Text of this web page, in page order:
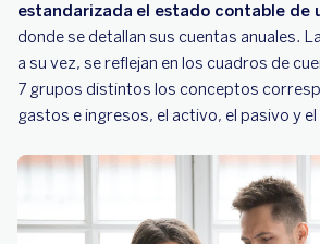
estandarizada el estado contable de
donde se detallan sus cuentas anuales.
a su vez, se reflejan en los cuadros de
7 grupos distintos los conceptos
gastos e ingresos, el activo, el pasivo y